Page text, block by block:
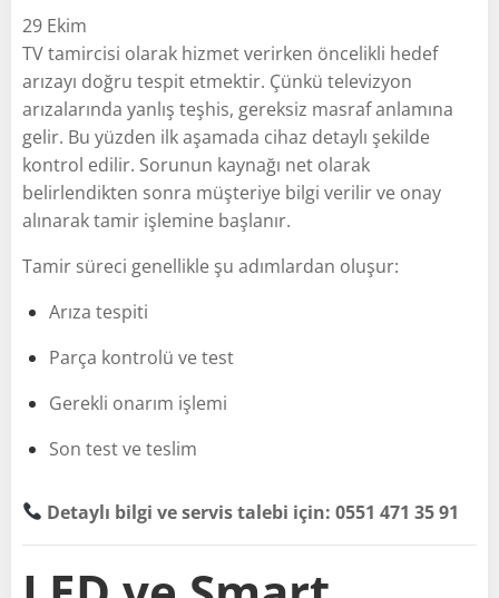
29 Ekim
TV tamircisi olarak hizmet verirken öncelikli hedef
arızayı doğru tespit etmektir. Çünkü televizyon
arızalarında yanlış teşhis, gereksiz masraf anlamına
gelir. Bu yüzden ilk aşamada cihaz detaylı şekilde
kontrol edilir. Sorunun kaynağı net olarak
belirlendikten sonra müşteriye bilgi verilir ve onay
alınarak tamir işlemine başlanır.
Tamir süreci genellikle şu adımlardan oluşur:
Arıza tespiti
Parça kontrolü ve test
Gerekli onarım işlemi
Son test ve teslim
Detaylı bilgi ve servis talebi için: 0551 471 35 91